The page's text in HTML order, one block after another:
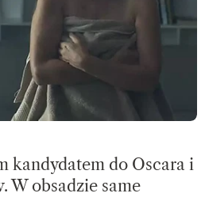
kandydatem do Oscara i
W obsadzie same